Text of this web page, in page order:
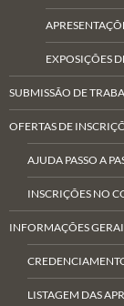
EXPOSIÇÕES
SUBMISSÃO DE
OFERTAS DE
AJUDA PASSO A
INSCRIÇÕES NO
INFORMAÇÕES
LISTAGEM DAS